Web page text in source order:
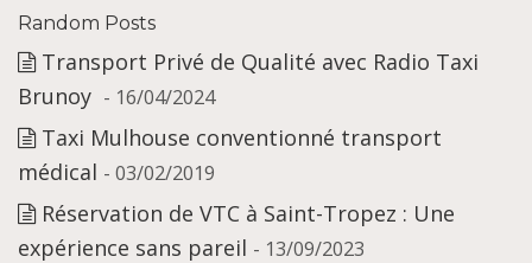
Random Posts
Transport Privé de Qualité avec Radio Taxi
Brunoy - 16/04/2024
Taxi Mulhouse conventionné transport
médical - 03/02/2019
Réservation de VTC à Saint-Tropez : Une
expérience sans pareil - 13/09/2023